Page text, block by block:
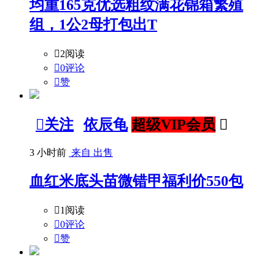
均重165克优选粗纹满花锦箱繁殖
组，1公2母打包出T
2阅读
0评论
赞
关注 依辰龟 超级VIP会员 
3 小时前 来自 出售
血红米底头苗微错甲福利价550包
1阅读
0评论
赞